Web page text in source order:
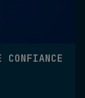
CONFIANCE